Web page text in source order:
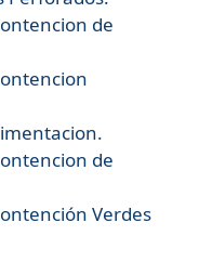
de
de
Verdes